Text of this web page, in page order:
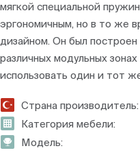
мягкой специальной
эргономичным, но в то же
дизайном. Он был
различных модульных
использовать один и тот
Страна производитель:
Категория мебели:
Модель: